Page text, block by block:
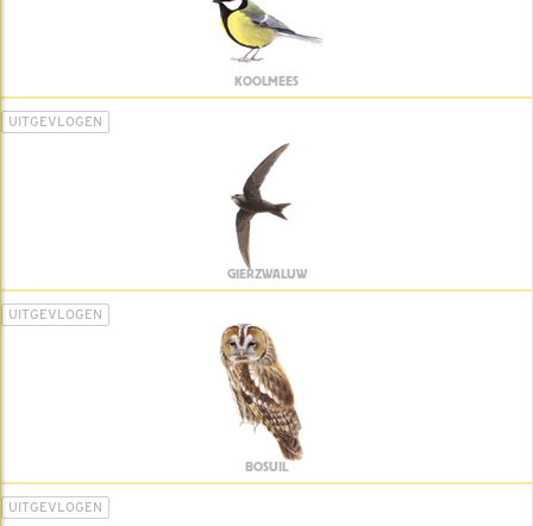
KOOLMEES
UITGEVLOGEN
GIERZWALUW
UITGEVLOGEN
BOSUIL
UITGEVLOGEN